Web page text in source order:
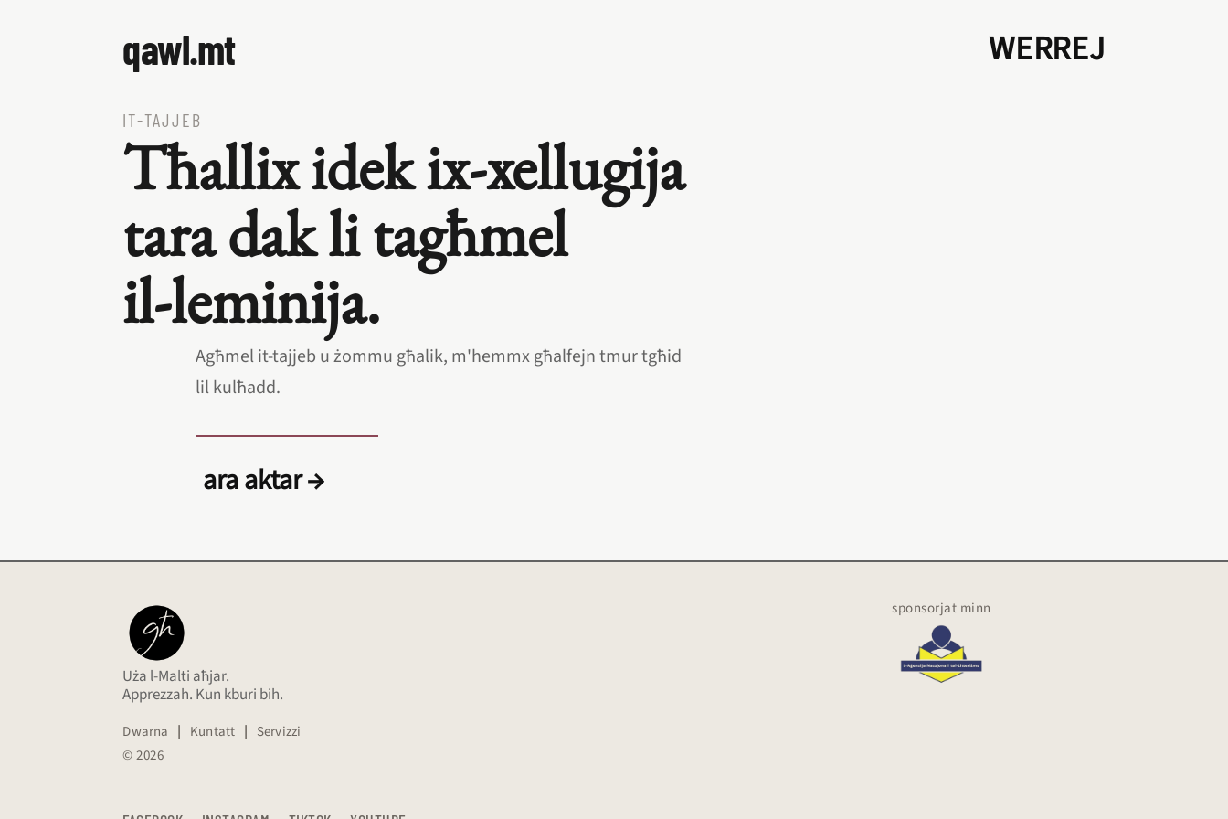
qawl.mt WERREJ
IT‑TAJJEB
Tħallix idek ix‑xellugija
tara dak li tagħmel
il‑leminija.
Agħmel it‑tajjeb u żommu għalik, m'hemmx għalfejn tmur tgħid
lil kulħadd.
ara aktar →
Uża l-Malti aħjar.
Apprezzah. Kun kburi bih.
Dwarna | Kuntatt | Servizzi
© 2026
sponsorjat minn